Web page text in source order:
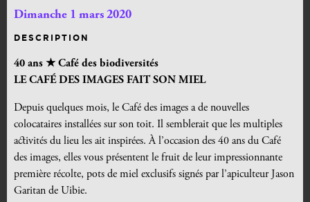
Dimanche 1 mars 2020
DESCRIPTION
40 ans ★ Café des biodiversités
LE CAFÉDES IMAGES FAIT SON MIEL
Depuis quelques mois, le Café des images a de nouvelles
colocataires installées sur son toit. Il semblerait que les multiples
activités du lieu les ait inspirées. À l’occasion des 40 ans du Café
des images, elles vous présentent le fruit de leur impressionnante
première récolte, pots de miel exclusifs signés par l’apiculteur Jason
Garitan de Uibie.